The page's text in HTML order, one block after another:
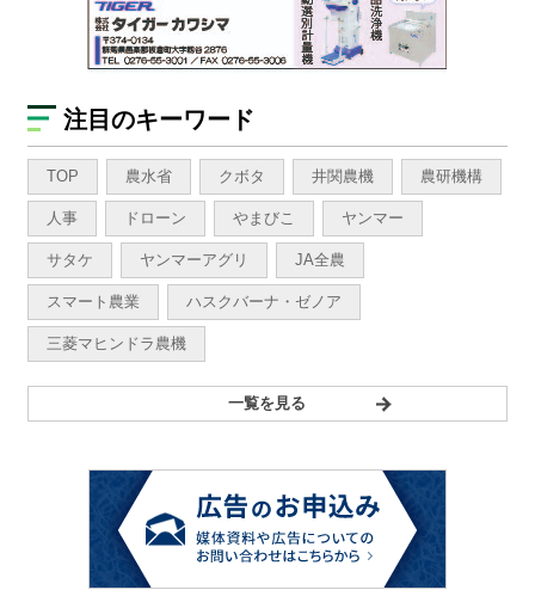
注目のキーワード
TOP 農水省 クボタ 井関農機 農研機構
人事 ドローン やまびこ ヤンマー
サタケ ヤンマーアグリ JA全農
スマート農業 ハスクバーナ・ゼノア
三菱マヒンドラ農機
一覧を見る